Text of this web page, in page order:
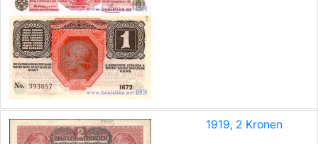
1919, 2 Kronen